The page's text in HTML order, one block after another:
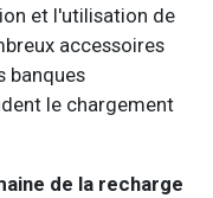
et l'utilisation de
accessoires
banques
le chargement
de la recharge